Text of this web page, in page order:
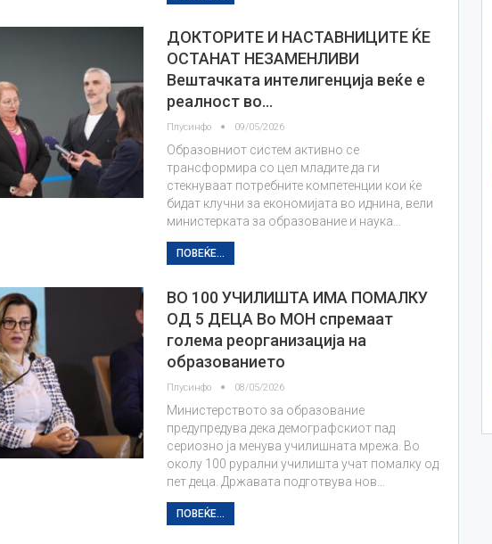
ДОКТОРИТЕ И НАСТАВНИЦИТЕ ЌЕ
ОСТАНАТ НЕЗАМЕНЛИВИ
Вештачката интелигенција веќе е
реалност во…
Плусинфо 09/05/2026
Образовниот систем активно се
трансформира со цел младите да ги
стекнуваат потребните компетенции кои ќе
бидат клучни за економијата во иднина, вели
министерката за образование и наука…
ПОВЕЌЕ...
ВО 100 УЧИЛИШТА ИМА ПОМАЛКУ
ОД 5 ДЕЦА Во МОН спремаат
голема реорганизација на
образованието
Плусинфо 08/05/2026
Министерството за образование
предупредува дека демографскиот пад
сериозно ја менува училишната мрежа. Во
околу 100 рурални училишта учат помалку од
пет деца. Државата подготвува нов…
ПОВЕЌЕ...